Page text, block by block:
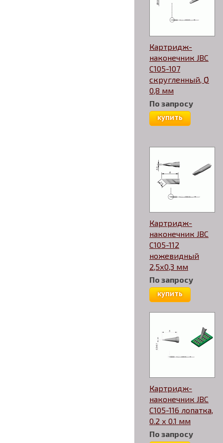
Картридж-
наконечник JBC
C105-107
скругленный, Ø
0,8 мм
По запросу
купить
Картридж-
наконечник JBC
C105-112
ножевидный
2,5х0,3 мм
По запросу
купить
Картридж-
наконечник JBC
C105-116 лопатка,
0.2 х 0.1 мм
По запросу